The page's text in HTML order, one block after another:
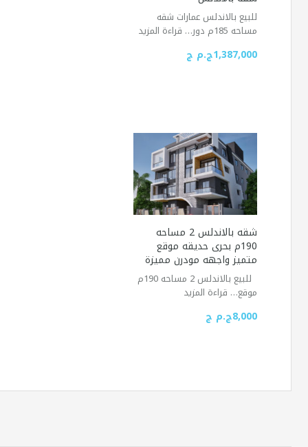
للبيع بالاندلس عمارات شقه
مساحه 185م دور…
قراءة المزيد
1,387,000ج.م ج
شقه بالاندلس 2 مساحه
190م بحرى حديقه موقع
متميز واجهه مودرن مميزة
للبيع بالاندلس 2 مساحه 190م
موقع…قراءة المزيد
8,000ج.م ج